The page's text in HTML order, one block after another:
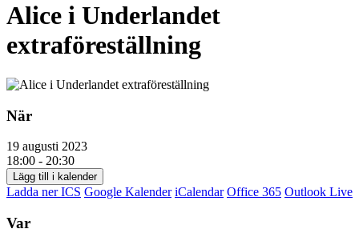
Alice i Underlandet
extraföreställning
När
19 augusti 2023
18:00 - 20:30
Lägg till i kalender
Ladda ner ICS Google Kalender iCalendar Office 365 Outlook Live
Var